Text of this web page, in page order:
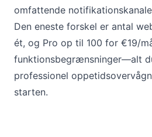
omfattende
Den eneste forskel er antal
ét, og Pro op til 100 for €19/
funktionsbegrænsninger—alt
professionel
starten.